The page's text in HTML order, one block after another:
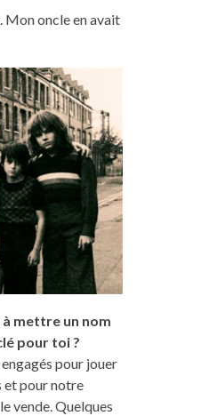
Mon oncle en avait
à mettre un nom
pour toi ?
pour jouer
et pour notre
vende. Quelques